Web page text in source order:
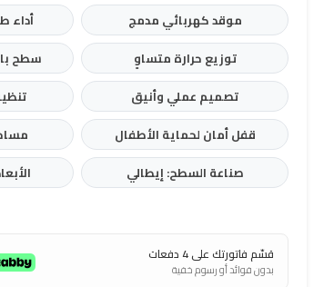
موقد كهربائي مدمج
أداء
توزيع حرارة متساوٍ
سطح
تصميم عملي وأنيق
قفل أمان لحماية الأطفال
صناعة السطح: إيطالي
الأبعاد: 6 ×
قسّم فاتورتك على 4 دفعات
بدون فوائد أو رسوم خفية